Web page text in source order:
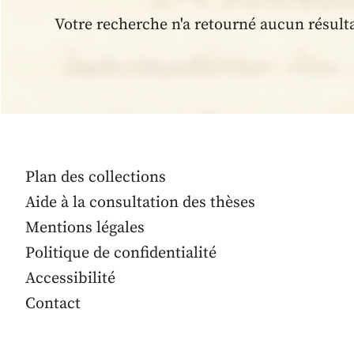
Votre recherche n'a retourné aucun
Plan des collections
Aide à la consultation des thèses
Mentions légales
Politique de confidentialité
Accessibilité
Contact